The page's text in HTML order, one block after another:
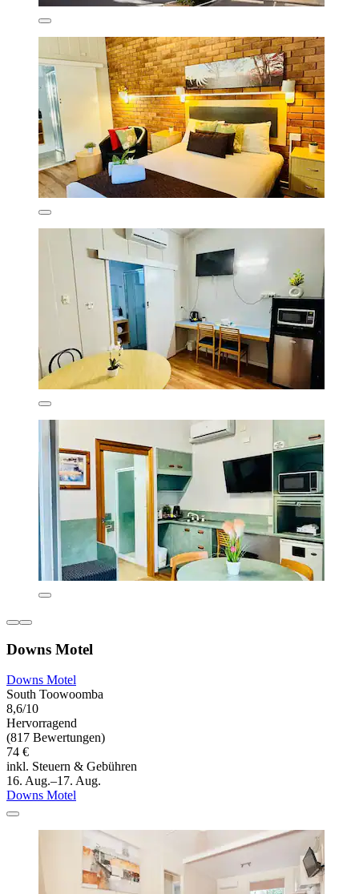
Downs Motel
Downs Motel
South Toowoomba
8,6/10
Hervorragend
(817 Bewertungen)
74 €
inkl. Steuern & Gebühren
16. Aug.–17. Aug.
Downs Motel